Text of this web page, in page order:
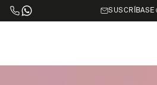
SUSCRÍBASE